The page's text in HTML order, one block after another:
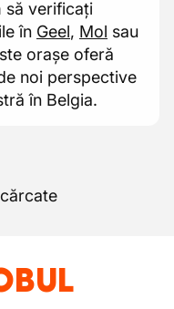
să verificați
în Geel, Mol sau
orașe oferă
noi perspective
în Belgia.